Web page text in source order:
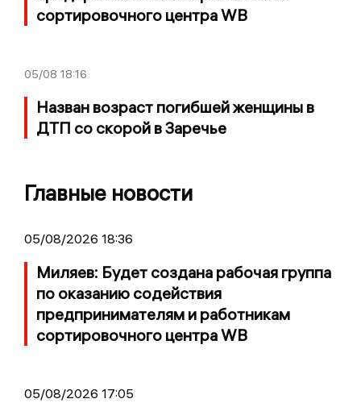
сортировочного центра WB
05/08 18:16
Назван возраст погибшей женщины в
ДТП со скорой в Заречье
Главные новости
05/08/2026 18:36
Миляев: Будет создана рабочая группа
по оказанию содействия
предпринимателям и работникам
сортировочного центра WB
05/08/2026 17:05